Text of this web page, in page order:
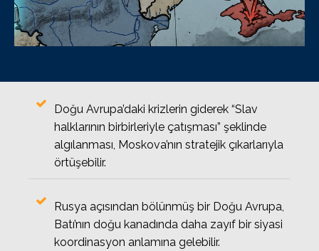
Doğu Avrupa’daki krizlerin giderek “Slav
halklarının birbirleriyle çatışması” şeklinde
algılanması, Moskova’nın stratejik çıkarlarıyla
örtüşebilir.
Rusya açısından bölünmüş bir Doğu Avrupa,
Batı’nın doğu kanadında daha zayıf bir siyasi
koordinasyon anlamına gelebilir.